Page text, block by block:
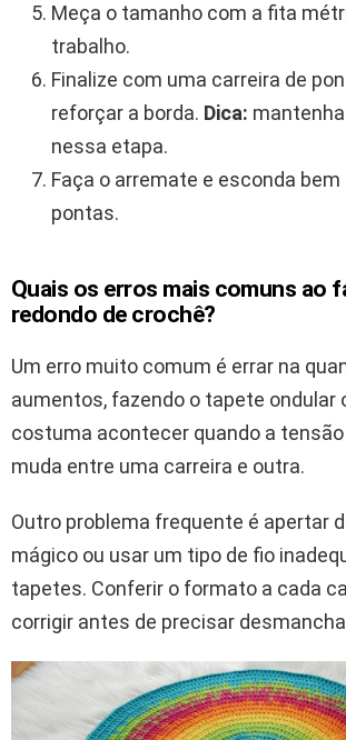
Meça o tamanho com a fita
trabalho.
Finalize com uma carreira de
reforçar a borda. Dica:
nessa etapa.
Faça o arremate e esconda
pontas.
Quais os erros mais comuns ao
redondo de crochê?
Um erro muito comum é errar na
aumentos, fazendo o tapete ondular
costuma acontecer quando a
muda entre uma carreira e outra.
Outro problema frequente é apertar
mágico ou usar um tipo de fio
tapetes. Conferir o formato a cada
corrigir antes de precisar